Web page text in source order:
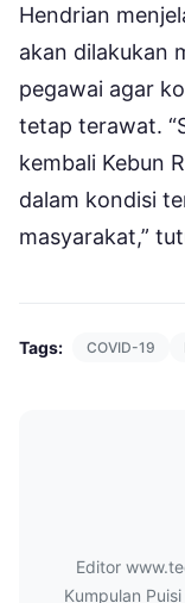
Hendrian
akan dilakukan
pegawai agar
tetap terawat.
kembali Kebun
dalam kondisi
masyarakat,”
Tags: COVID-19
Editor
Kumpulan